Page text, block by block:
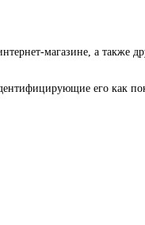
магазине, а также
его как